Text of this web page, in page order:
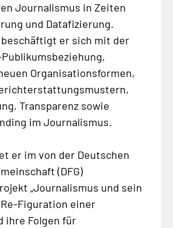
Journalismus in Zeiten
und Datafizierung.
er sich mit der
Organisationsformen,
Transparenz sowie
im Journalismus.
er im von der Deutschen
(DFG)
„Journalismus und sein
Figuration einer
ihre Folgen für